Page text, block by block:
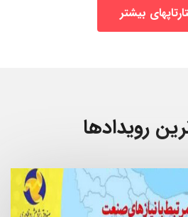
بیشتر
رویدادها